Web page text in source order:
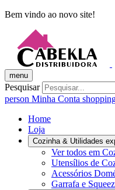
Bem vindo ao novo site!
menu
Pesquisar
person Minha Conta
Home
Loja
Cozinha & Utilidades
Ver todos em
Utensílios de
Acessórios
Garrafa e